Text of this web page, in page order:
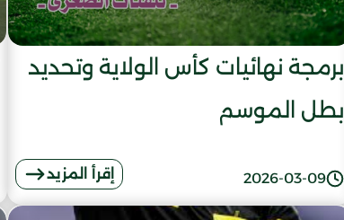
برمجة نهائيات كأس الولاية وتحديد
بطل الموسم
2026-03-09 إقرأ المزيد